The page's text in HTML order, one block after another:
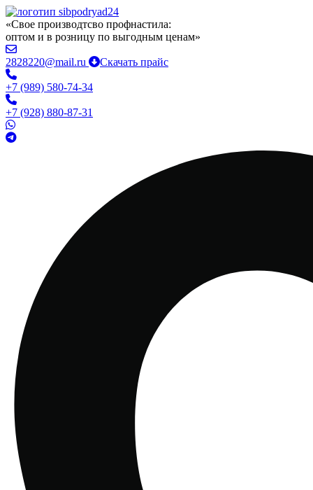
«Свое производтсво профнастила:
оптом и в розницу по выгодным ценам»
2828220@mail.ru Скачать прайс
+7 (989) 580-74-34
+7 (928) 880-87-31